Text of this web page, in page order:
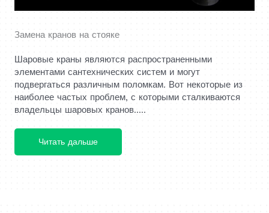
Замена кранов на стояке
Шаровые краны являются распространенными
элементами сантехнических систем и могут
подвергаться различным поломкам. Вот некоторые из
наиболее частых проблем, с которыми сталкиваются
владельцы шаровых кранов.....
Читать дальше